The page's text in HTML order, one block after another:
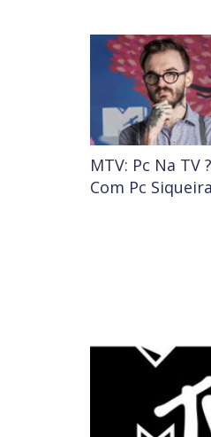
MTV: Pc Na TV ?
Com Pc Siqueira